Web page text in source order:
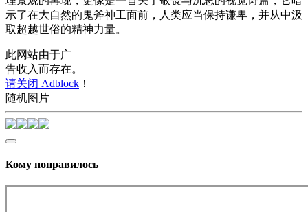
示了在大自然的鬼斧神工面前，人类应当保持谦卑，并从中汲
取超越世俗的精神力量。
此网站由于广
告收入而存在。
请关闭 Adblock ！
随机图片
Кому понравилось